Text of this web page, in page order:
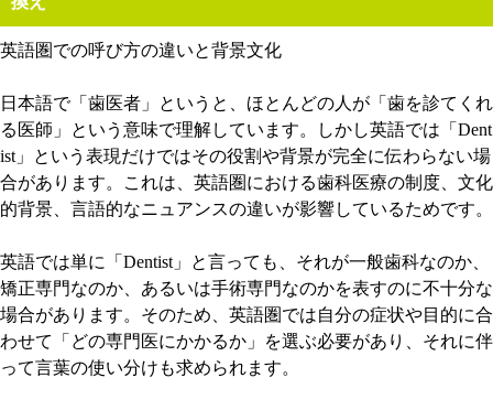
英語圏での呼び方の違いと背景文化
日本語で「歯医者」というと、ほとんどの人が「歯を診てくれ
る医師」という意味で理解しています。しかし英語では「Dent
ist」という表現だけではその役割や背景が完全に伝わらない場
合があります。これは、英語圏における歯科医療の制度、文化
的背景、言語的なニュアンスの違いが影響しているためです。
英語では単に「Dentist」と言っても、それが一般歯科なのか、
矯正専門なのか、あるいは手術専門なのかを表すのに不十分な
場合があります。そのため、英語圏では自分の症状や目的に合
わせて「どの専門医にかかるか」を選ぶ必要があり、それに伴
って言葉の使い分けも求められます。